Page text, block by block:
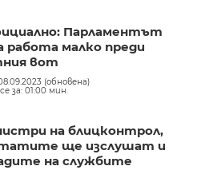
Парламентът
работа малко преди
вот
(обновена)
за: 01:00 мин.
на блицконтрол,
ще изслушат и
на службите